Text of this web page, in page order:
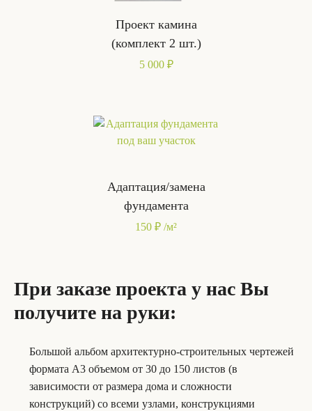
Проект камина
(комплект 2 шт.)
5 000 ₽
Адаптация/замена
фундамента
150 ₽ /м²
При заказе проекта у нас Вы
получите на руки:
Большой альбом архитектурно-строительных чертежей
формата А3 объемом от 30 до 150 листов (в
зависимости от размера дома и сложности
конструкций) со всеми узлами, конструкциями